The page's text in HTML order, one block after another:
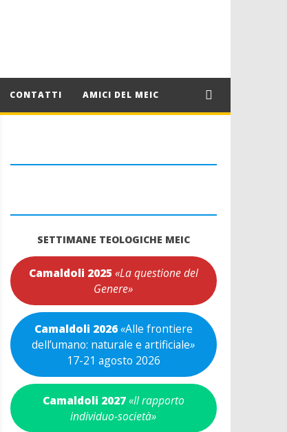
CONTATTI AMICI DEL MEIC
SETTIMANE TEOLOGICHE MEIC
Camaldoli 2025 «La questione del
Genere»
Camaldoli 2026«Alle frontiere
dell’umano: naturale e artificiale»
17-21 agosto 2026
Camaldoli 2027 «Il rapporto
individuo-società»